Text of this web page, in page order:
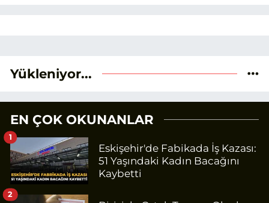
Yükleniyor...
EN ÇOK OKUNANLAR
Eskişehir'de Fabikada İş Kazası:
51 Yaşındaki Kadın Bacağını
Kaybetti
1
2